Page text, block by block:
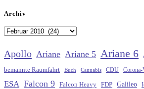
Archiv
Archiv
Apollo Ariane Ariane 5 Ariane 6
bemannte Raumfahrt Buch Cannabis CDU
ESA Falcon 9 Falcon Heavy FDP Galileo